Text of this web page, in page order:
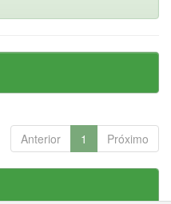
Anterior 1 Próximo